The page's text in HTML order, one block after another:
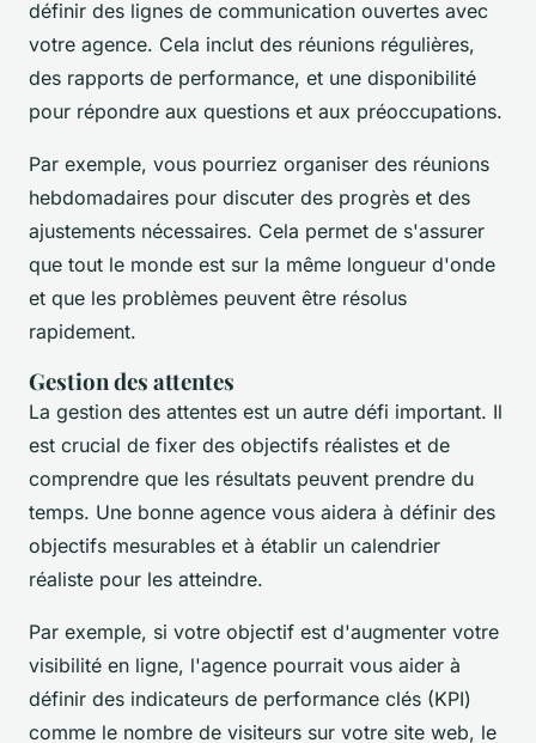
définir des lignes de communication ouvertes avec
votre agence. Cela inclut des réunions régulières,
des rapports de performance, et une disponibilité
pour répondre aux questions et aux préoccupations.
Par exemple, vous pourriez organiser des réunions
hebdomadaires pour discuter des progrès et des
ajustements nécessaires. Cela permet de s'assurer
que tout le monde est sur la même longueur d'onde
et que les problèmes peuvent être résolus
rapidement.
Gestion des attentes
La gestion des attentes est un autre défi important. Il
est crucial de fixer des objectifs réalistes et de
comprendre que les résultats peuvent prendre du
temps. Une bonne agence vous aidera à définir des
objectifs mesurables et à établir un calendrier
réaliste pour les atteindre.
Par exemple, si votre objectif est d'augmenter votre
visibilité en ligne, l'agence pourrait vous aider à
définir des indicateurs de performance clés (KPI)
comme le nombre de visiteurs sur votre site web, le